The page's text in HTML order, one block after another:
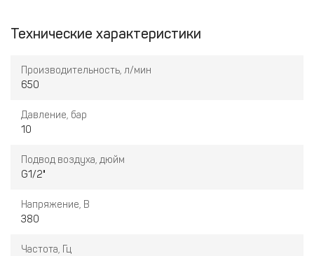
Преимущества компрессора:
• Электрический блок управления.
• Пуск звезда-треугольник.
• Радиатор охлаждения.
Технические характеристики
Производительность, л/мин
650
Давление, бар
10
Подвод воздуха, дюйм
G1/2"
Напряжение, В
380
Частота, Гц